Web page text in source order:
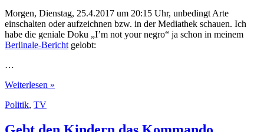
Morgen, Dienstag, 25.4.2017 um 20:15 Uhr, unbedingt Arte
einschalten oder aufzeichnen bzw. in der Mediathek schauen. Ich
habe die geniale Doku „I’m not your negro“ ja schon in meinem
Berlinale-Bericht gelobt:
…
«I’m
your
auf
Weiterlesen »
Politik, TV